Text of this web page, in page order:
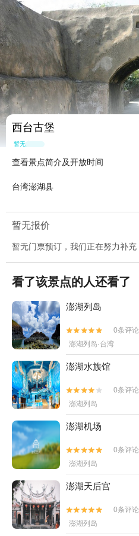
西台古堡
暂无点评
查看景点简介及开放时间
台湾澎湖县
暂无报价
暂无门票预订，我们正在努力补充
看了该景点的人还看了
澎湖列岛


0条评论
澎湖列岛·台湾
澎湖水族馆


0条评论
澎湖列岛
澎湖机场


0条评论
澎湖列岛
澎湖天后宫


0条评论
澎湖列岛
